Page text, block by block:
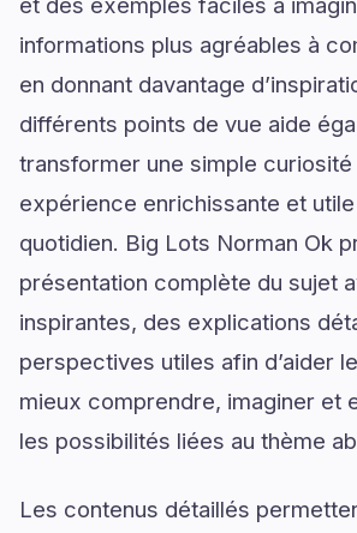
informations plus agréables à
en donnant davantage
différents points de vue aide
transformer une simple curiosité
expérience enrichissante et
quotidien. Big Lots Norman Ok
présentation complète du sujet
inspirantes, des explications
perspectives utiles afin d’aider
mieux comprendre, imaginer et
les possibilités liées au thème
Les contenus détaillés